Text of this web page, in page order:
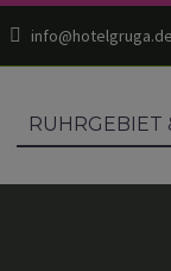
info@hotelgruga.de
RUHRGEBIET